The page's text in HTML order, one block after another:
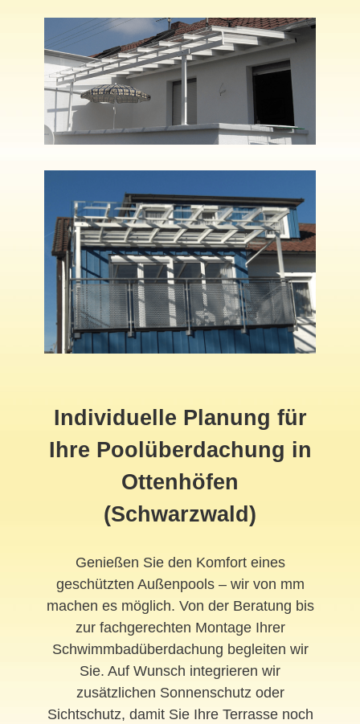
Individuelle Planung für
Ihre Poolüberdachung in
Ottenhöfen
(Schwarzwald)
Genießen Sie den Komfort eines
geschützten Außenpools – wir von mm
machen es möglich. Von der Beratung bis
zur fachgerechten Montage Ihrer
Schwimmbadüberdachung begleiten wir
Sie. Auf Wunsch integrieren wir
zusätzlichen Sonnenschutz oder
Sichtschutz, damit Sie Ihre Terrasse noch